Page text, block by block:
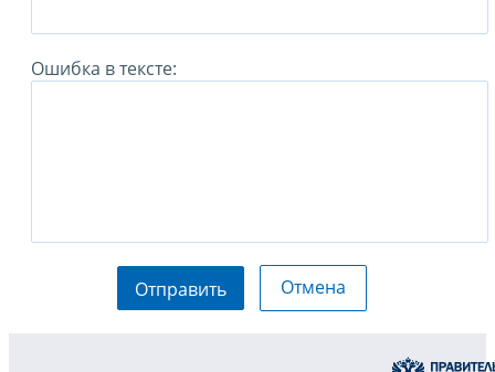
Ошибка в тексте:
Отправить Отмена